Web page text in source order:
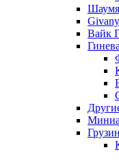
Вайк